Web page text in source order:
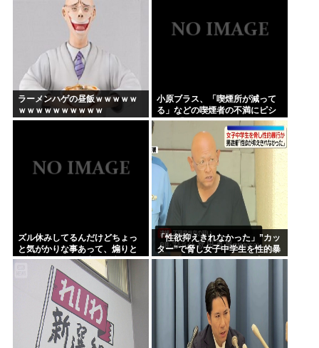
ラーメンハゲの昼飯ｗｗｗｗｗ
ｗｗｗｗｗｗｗｗｗｗ
小原ブラス、「喫煙所が減って
る」などの喫煙者の不満にピシ
ャリ 「じゃあやめれば？タバコ
なんて家でだけ吸ってればい
い」
ズル休みしてるんだけどちょっ
と気がかりな事あって、煽りと
か説教とか抜きに客観的意見く
れる人だけきてくれ
「性欲抑えきれなかった」”カッ
ター”で脅し女子中学生を性的暴
行か 自称アルバイトの56歳男を